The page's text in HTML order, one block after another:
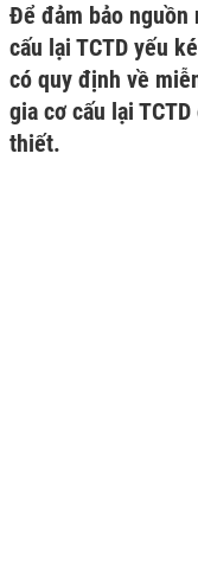
Để đảm bảo
cấu lại TCTD yếu
có quy định về
gia cơ cấu lại
thiết.